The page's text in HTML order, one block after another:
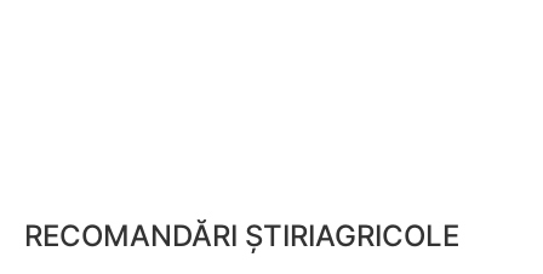
RECOMANDĂRI ȘTIRIAGRICOLE